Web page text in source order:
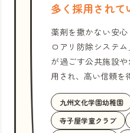
多く採用されて
薬剤を撒かない安
ロアリ防除システ
が過ごす公共施設
用され、高い信頼を
九州文化学園幼稚園
寺子屋学童クラブ